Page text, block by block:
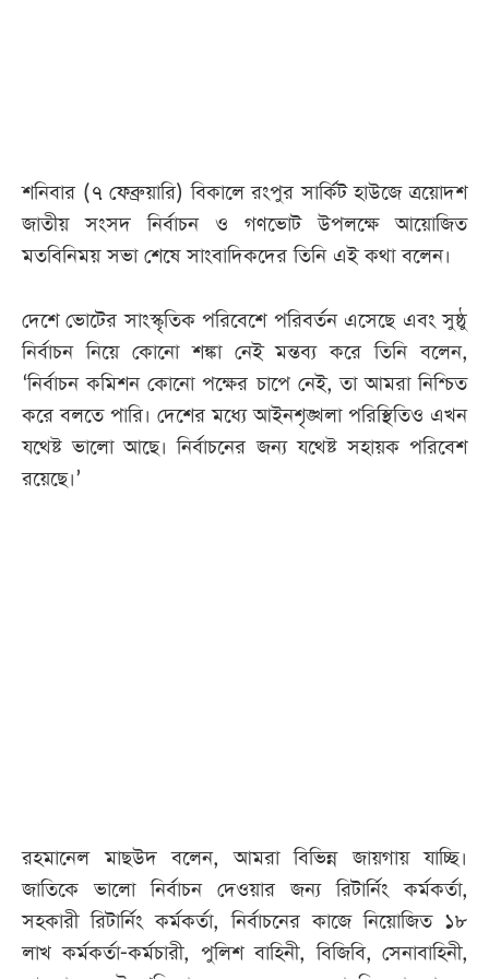
শনিবার (৭ ফেব্রুয়ারি) বিকালে রংপুর সার্কিট হাউজে ত্রয়োদশ
জাতীয় সংসদ নির্বাচন ও গণভোট উপলক্ষে আয়োজিত
মতবিনিময় সভা শেষে সাংবাদিকদের তিনি এই কথা বলেন।
দেশে ভোটের সাংস্কৃতিক পরিবেশে পরিবর্তন এসেছে এবং সুষ্ঠু
নির্বাচন নিয়ে কোনো শঙ্কা নেই মন্তব্য করে তিনি বলেন,
‘নির্বাচন কমিশন কোনো পক্ষের চাপে নেই, তা আমরা নিশ্চিত
করে বলতে পারি। দেশের মধ্যে আইনশৃঙ্খলা পরিস্থিতিও এখন
যথেষ্ট ভালো আছে। নির্বাচনের জন্য যথেষ্ট সহায়ক পরিবেশ
রয়েছে।’
রহমানেল মাছউদ বলেন, আমরা বিভিন্ন জায়গায় যাচ্ছি।
জাতিকে ভালো নির্বাচন দেওয়ার জন্য রিটার্নিং কর্মকর্তা,
সহকারী রিটার্নিং কর্মকর্তা, নির্বাচনের কাজে নিয়োজিত ১৮
লাখ কর্মকর্তা-কর্মচারী, পুলিশ বাহিনী, বিজিবি, সেনাবাহিনী,